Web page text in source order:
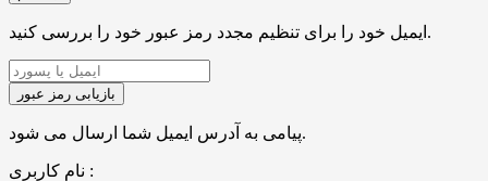
ایمیل خود را برای تنظیم مجدد رمز عبور خود را بررسی کنید.
پیامی به آدرس ایمیل شما ارسال می شود.
نام کاربری :